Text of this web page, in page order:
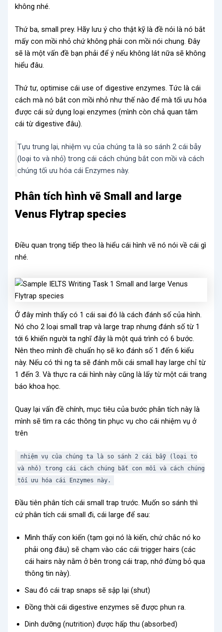
không nhé.
Thứ ba, small prey. Hãy lưu ý cho thật kỹ là đề nói là nó bắt
mấy con mồi nhỏ chứ không phải con mồi nói chung. Đây
sẽ là một vấn đề bạn phải để ý nếu không lát nữa sẽ không
hiểu đâu.
Thứ tư, optimise cái use of digestive enzymes. Tức là cái
cách mà nó bắt con mồi nhỏ như thế nào để mà tối ưu hóa
được cái sử dụng loại enzymes (mình còn chả quan tâm
cái từ digestive đâu).
Tựu trung lại, nhiệm vụ của chúng ta là so sánh 2 cái bẫy
(loại to và nhỏ) trong cái cách chúng bắt con mồi và cách
chúng tối ưu hóa cái Enzymes này.
Phân tích hình vẽ Small and large
Venus Flytrap species
Điều quan trọng tiếp theo là hiểu cái hình vẽ nó nói về cái gì
nhé.
Ở đây mình thấy có 1 cái sai đó là cách đánh số của hình.
Nó cho 2 loại small trap và large trap nhưng đánh số từ 1
tới 6 khiến người ta nghĩ đây là một quá trình có 6 bước.
Nên theo mình đề chuẩn họ sẽ ko đánh số 1 đến 6 kiểu
này. Nếu có thì ng ta sẽ đánh mỗi cái small hay large chỉ từ
1 đến 3. Và thực ra cái hình này cũng là lấy từ một cái trang
báo khoa học.
Quay lại vấn đề chính, mục tiêu của bước phân tích này là
mình sẽ tìm ra các thông tin phục vụ cho cái nhiệm vụ ở
trên
nhiệm vụ của chúng ta là so sánh 2 cái bẫy (loại to
và nhỏ) trong cái cách chúng bắt con mồi và cách chúng
tối ưu hóa cái Enzymes này.
Đầu tiên phân tích cái small trap trước. Muốn so sánh thì
cứ phân tích cái small đi, cái large để sau:
Mình thấy con kiến (tạm gọi nó là kiến, chứ chắc nó ko
phải ong đâu) sẽ chạm vào các cái trigger hairs (các
cái hairs này nằm ở bên trong cái trap, nhớ đừng bỏ qua
thông tin này).
Sau đó cái trap snaps sẽ sập lại (shut)
Đồng thời cái digestive enzymes sẽ được phun ra.
Dinh dưỡng (nutrition) được hấp thu (absorbed)